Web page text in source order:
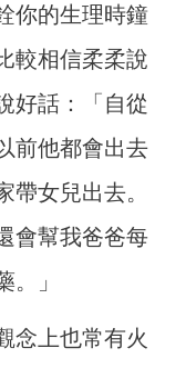
你的生理時鐘
較相信柔柔說
好話：「自從
前他都會出去
帶女兒出去。
會幫我爸爸每
。」
念上也常有火